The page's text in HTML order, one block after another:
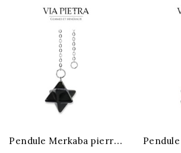
P
endule Merkaba pierre noire